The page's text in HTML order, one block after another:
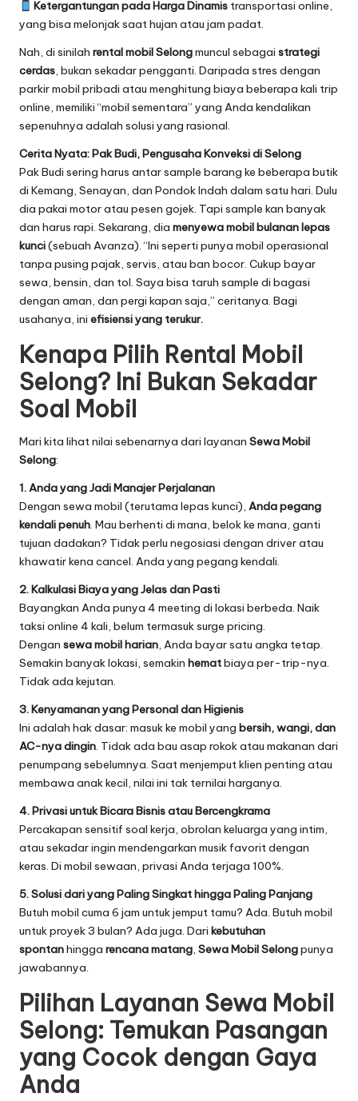
Ketergantungan pada Harga Dinamis transportasi online,
yang bisa melonjak saat hujan atau jam padat.
Nah, di sinilah rental mobil Selongmuncul sebagai strategi
cerdas, bukan sekadar pengganti. Daripada stres dengan
parkir mobil pribadi atau menghitung biaya beberapa kali trip
online, memiliki “mobil sementara” yang Anda kendalikan
sepenuhnya adalah solusi yang rasional.
Cerita Nyata: Pak Budi, Pengusaha Konveksi di Selong
Pak Budi sering harus antar sample barang ke beberapa butik
di Kemang, Senayan, dan Pondok Indah dalam satu hari. Dulu
dia pakai motor atau pesen gojek. Tapi sample kan banyak
dan harus rapi. Sekarang, dia menyewa mobil bulanan lepas
kunci(sebuah Avanza). “Ini seperti punya mobil operasional
tanpa pusing pajak, servis, atau ban bocor. Cukup bayar
sewa, bensin, dan tol. Saya bisa taruh sample di bagasi
dengan aman, dan pergi kapan saja,” ceritanya. Bagi
usahanya, ini efisiensi yang terukur.
Kenapa Pilih Rental Mobil
Selong? Ini Bukan Sekadar
Soal Mobil
Mari kita lihat nilai sebenarnya dari layanan Sewa Mobil
Selong:
1. Anda yang Jadi Manajer Perjalanan
Dengan sewa mobil (terutama lepas kunci), Anda pegang
kendali penuh. Mau berhenti di mana, belok ke mana, ganti
tujuan dadakan? Tidak perlu negosiasi dengan driver atau
khawatir kena cancel. Anda yang pegang kendali.
2. Kalkulasi Biaya yang Jelas dan Pasti
Bayangkan Anda punya 4 meeting di lokasi berbeda. Naik
taksi online 4 kali, belum termasuk surge pricing.
Dengan sewa mobil harian, Anda bayar satu angka tetap.
Semakin banyak lokasi, semakin hematbiaya per-trip-nya.
Tidak ada kejutan.
3. Kenyamanan yang Personal dan Higienis
Ini adalah hak dasar: masuk ke mobil yang bersih, wangi, dan
AC-nya dingin. Tidak ada bau asap rokok atau makanan dari
penumpang sebelumnya. Saat menjemput klien penting atau
membawa anak kecil, nilai ini tak ternilai harganya.
4. Privasi untuk Bicara Bisnis atau Bercengkrama
Percakapan sensitif soal kerja, obrolan keluarga yang intim,
atau sekadar ingin mendengarkan musik favorit dengan
keras. Di mobil sewaan, privasi Anda terjaga 100%.
5. Solusi dari yang Paling Singkat hingga Paling Panjang
Butuh mobil cuma 6 jam untuk jemput tamu? Ada. Butuh mobil
untuk proyek 3 bulan? Ada juga. Dari kebutuhan
spontanhingga rencana matang, Sewa Mobil Selongpunya
jawabannya.
Pilihan Layanan Sewa Mobil
Selong: Temukan Pasangan
yang Cocok dengan Gaya
Anda